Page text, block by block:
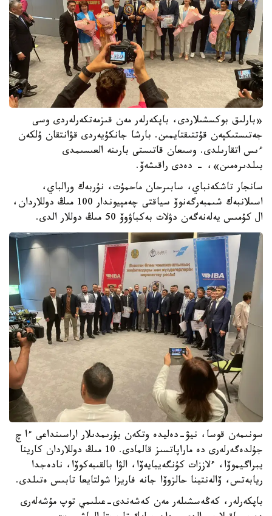
«بارلىق بوكسشىلاردى، باپكەرلەر مەن قىزمەتكەرلەردى وسى
جەتىستىكپەن قۇتتىقتايمىن. بارشا جانكۇيەردى قۋانتقان ۇلكەن
ءىس اتقارىلدى. وسىعان قاتىستى بارىنە العىسىمدى
بىلدىرەمىن»، - دەدى راقىشەۆ.
سانجار تاشكەنباي، سابىرحان ماحمۇت، نۇربەك ورالباي،
اسىلانبەك شىمبەرگەنوۆ سياقتى چەمپيوندار 100 مىڭ دوللاردان،
ال كۇمىس يەلەنەگەن دۋلات بەكباۋوۆ 50 مىڭ دوللار الدى.
سونىمەن قوسا، نيۋ-دەليدە وتكەن بۇرىمدىلار اراسىنداعى ءا چ
جۇلدەگەرلەرى دە ماراپاتسىز قالمادى. 10 مىڭ دوللاردان كارينا
يبراگيموۆا، ءلاززات كۇنگەيبايەۆا، الۋا بالقىبەكوۆا، نادەجدا
ريابەتس، ۆالەنتينا حالزوۆا جانە فاريزا شولتايعا تابىس ەتىلدى.
باپكەرلەر، كەڭەسشىلەر مەن كەشەندى-عىلىمي توپ مۇشەلەرى